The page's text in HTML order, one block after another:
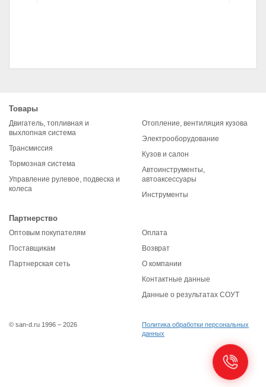
Товары
Двигатель, топливная и
выхлопная система
Трансмиссия
Тормозная система
Управление рулевое, подвеска и
колеса
Отопление, вентиляция кузова
Электрооборудование
Кузов и салон
Автоинструменты,
автоаксессуары
Инструменты
Партнерство
Оптовым покупателям
Поставщикам
Партнерская сеть
Оплата
Возврат
О компании
Контактные данные
Данные о результатах СОУТ
© san-d.ru 1996 – 2026
Политика обработки персональных
данных